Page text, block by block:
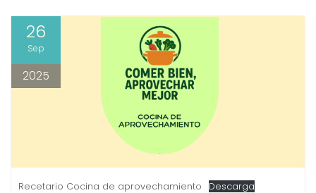
26
Sep
2025
Recetario Cocina de aprovechamiento Descarga